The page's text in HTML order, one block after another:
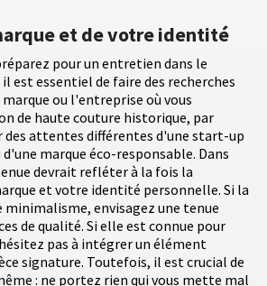
et de votre identité
pour un entretien dans le
est essentiel de faire des recherches
ou l'entreprise où vous
de haute couture historique, par
des attentes différentes d'une start-up
marque éco-responsable. Dans
devrait refléter à la fois la
et votre identité personnelle. Si la
envisagez une tenue
de qualité. Si elle est connue pour
pas à intégrer un élément
signature. Toutefois, il est crucial de
: ne portez rien qui vous mette mal